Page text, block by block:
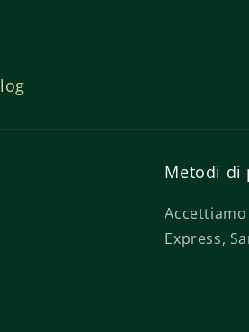
Metodi di
Express,